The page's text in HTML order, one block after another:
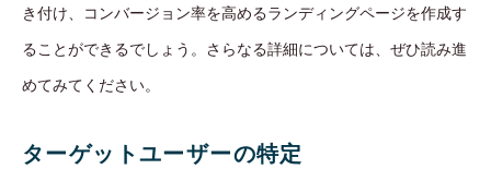
き付け、コンバージョン率を高めるランディングページを作成す
ることができるでしょう。さらなる詳細については、ぜひ読み進
めてみてください。
ターゲットユーザーの特定